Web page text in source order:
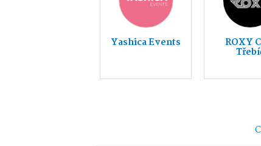
Yashica Events ROXY